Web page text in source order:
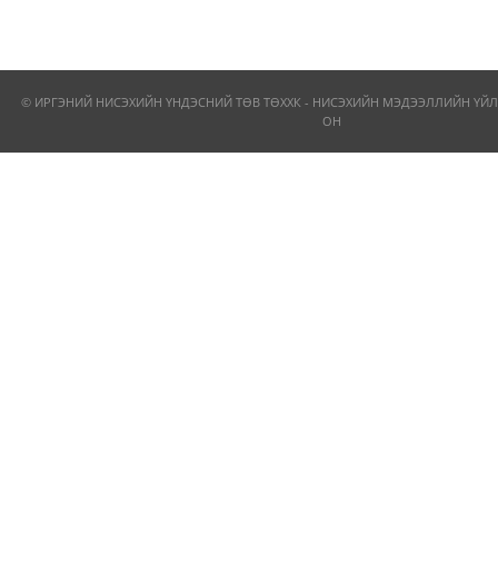
© ИРГЭНИЙ НИСЭХИЙН ҮНДЭСНИЙ ТӨВ ТӨХХК - НИСЭХИЙН МЭДЭЭЛЛИЙН
ОН